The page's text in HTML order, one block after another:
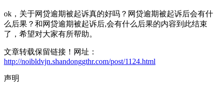
ok，关于网贷逾期被起诉真的好吗？网贷逾期被起诉后会有什
么后果？和网贷逾期被起诉后,会有什么后果的内容到此结束
了，希望对大家有所帮助。
文章转载保留链接！网址：
http://noibldvjn.shandonggthr.com/post/1124.html
声明